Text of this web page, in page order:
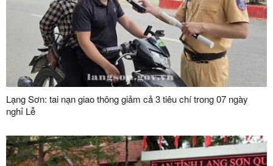
Lạng Sơn: tai nạn giao thông giảm cả 3 tiêu chí trong 07 ngày
nghỉ Lễ